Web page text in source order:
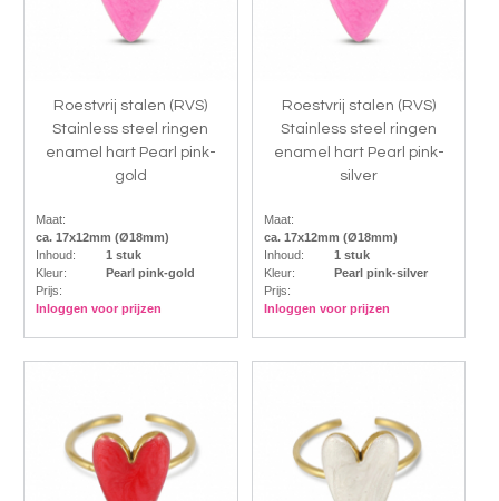
Roestvrij stalen (RVS)
Stainless steel ringen
enamel hart Pearl pink-
gold
Maat:
ca. 17x12mm (Ø18mm)
Inhoud:
1 stuk
Kleur:
Pearl pink-gold
Prijs:
Inloggen voor prijzen
Roestvrij stalen (RVS)
Stainless steel ringen
enamel hart Pearl pink-
silver
Maat:
ca. 17x12mm (Ø18mm)
Inhoud:
1 stuk
Kleur:
Pearl pink-silver
Prijs:
Inloggen voor prijzen